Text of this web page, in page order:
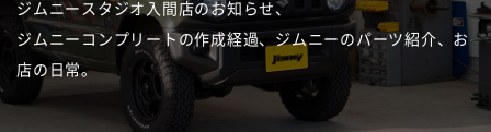
ジムニースタジオ入間店のお知らせ、
ジムニーコンプリートの作成経過、ジムニーのパーツ紹介、お
店の日常。